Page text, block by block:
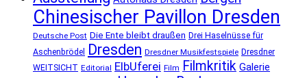
Chinesischer Pavillon Dresden
Deutsche Post Die Ente bleibt draußen Drei Haselnüsse für
Aschenbrödel
Dresden Dresdner Musikfestspiele Dresdner
WEITSICHT Editorial ElbUferei Film Filmkritik Galerie